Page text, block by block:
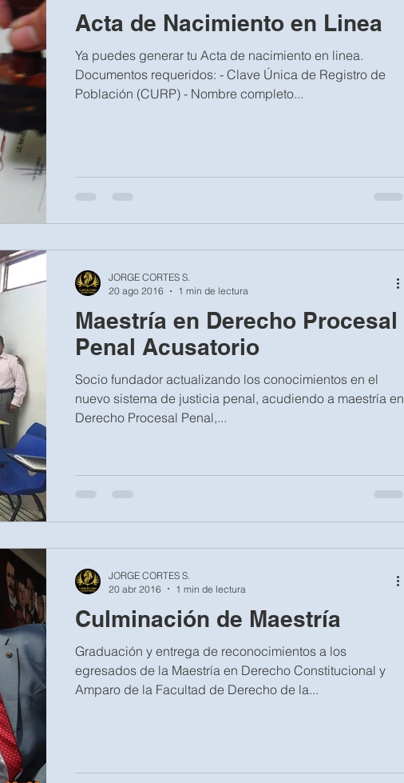
Acta de Nacimiento en Linea
Ya puedes generar tu Acta de nacimiento en linea.
Documentos requeridos: - Clave Única de Registro de
Población (CURP) - Nombre completo...
Maestría en Derecho Procesal
Penal Acusatorio
Socio fundador actualizando los conocimientos en el
nuevo sistema de justicia penal, acudiendo a maestría en
Derecho Procesal Penal,...
JORGE CORTES S.
20 ago 2016
1 min de lectura
Culminación de Maestría
Graduación y entrega de reconocimientos a los
egresados de la Maestría en Derecho Constitucional y
Amparo de la Facultad de Derecho de la...
JORGE CORTES S.
20 abr 2016
1 min de lectura